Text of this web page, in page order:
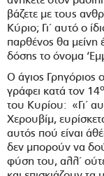
βάζετε με τους
Κύριο; Γι΄ αυτό ο
παρθένος θα μείνη
δόσης το όνομα
Ο άγιος Γρηγόριος
γράφει κατά τον 14ο
του Κυρίου: «Γι΄
Χερουβίμ,
αυτός πού είναι
δεν μπορούν να
φύση του, αλλ΄